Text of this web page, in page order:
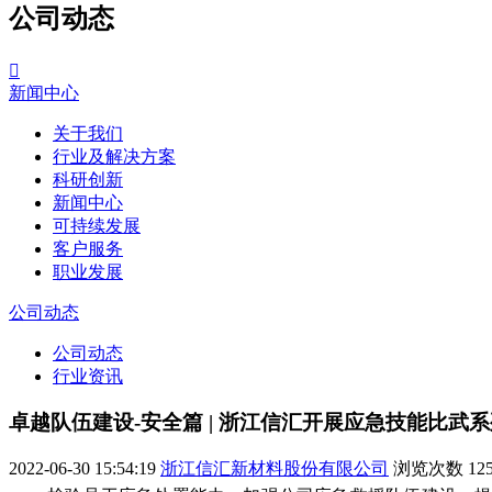
公司动态

新闻中心
关于我们
行业及解决方案
科研创新
新闻中心
可持续发展
客户服务
职业发展
公司动态
公司动态
行业资讯
卓越队伍建设-安全篇 | 浙江信汇开展应急技能比武
2022-06-30 15:54:19 浙江信汇新材料股份有限公司 浏览次数